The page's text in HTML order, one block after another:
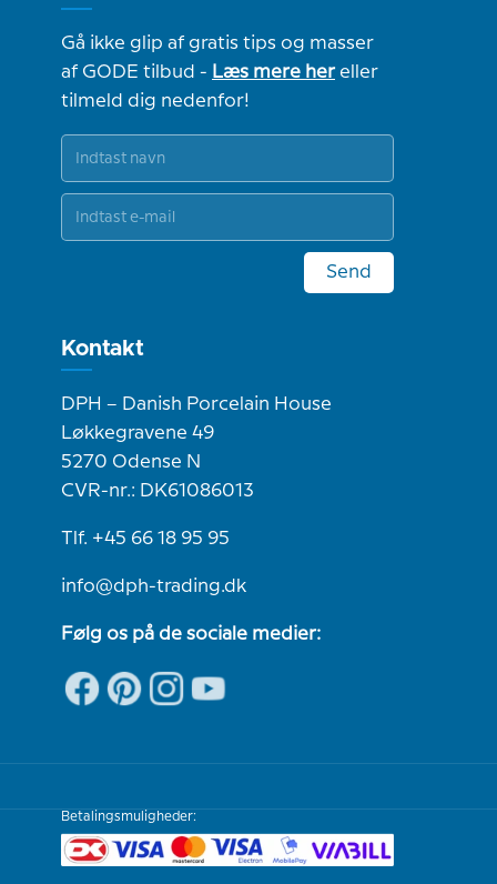
Gå ikke glip af gratis tips og masser
af GODE tilbud - Læs mere hereller
tilmeld dig nedenfor!
Send
Kontakt
DPH – Danish Porcelain House
Løkkegravene 49
5270 Odense N
CVR-nr.: DK61086013
Tlf. +45 66 18 95 95
info@dph-trading.dk
Følg os på de sociale medier:
Betalingsmuligheder: